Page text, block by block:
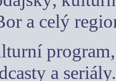
a celý
a seriály.